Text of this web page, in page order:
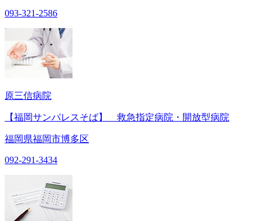
093-321-2586
原三信病院
【福岡サンパレスそば】 救急指定病院・開放型病院
福岡県福岡市博多区
092-291-3434